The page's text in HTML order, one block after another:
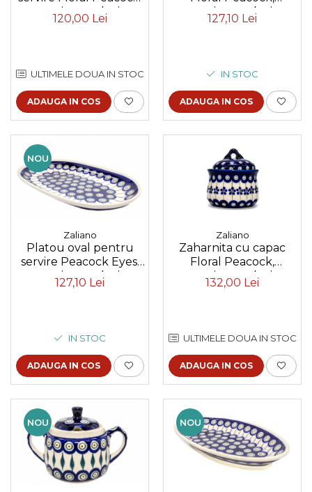
ceramica smaltuita,
pictat manual, 11,1 x
120,00 Lei
ULTIMELE DOUA IN STOC
ADAUGA IN COS
ceramica smaltuita,
pictat manual, 400 ml
127,10 Lei
IN STOC
ADAUGA IN COS
NOU
Zaliano
Platou oval pentru
servire Peacock Eyes,
ceramica smaltuita,
pictat manual, 16,8 x
127,10 Lei
IN STOC
ADAUGA IN COS
Zaliano
Zaharnita cu capac
Floral Peacock,
ceramica smaltuita,
pictat manual, 200 ml
132,00 Lei
ULTIMELE DOUA IN STOC
ADAUGA IN COS
NOU NOU